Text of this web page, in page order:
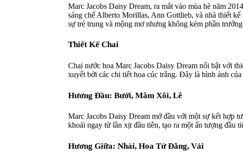
Marc Jacobs Daisy Dream, ra mắt vào mùa hè năm
sáng chế Alberto Morillas, Ann Gottlieb, và nhà thiết
sự trẻ trung và mộng mơ nhưng không kém phần
Thiết Kế Chai
Chai nước hoa Marc Jacobs Daisy Dream nổi bật với
xuyết bởi các chi tiết hoa cúc trắng. Đây là hình ảnh
Hương Đầu: Bưởi, Mâm Xôi, Lê
Marc Jacobs Daisy Dream mở đầu với một sự kết hợp
khoái ngay từ lần xịt đầu tiên, tạo ra một ấn tượng đầu
Hương Giữa: Nhài, Hoa Tử Đằng, Vải